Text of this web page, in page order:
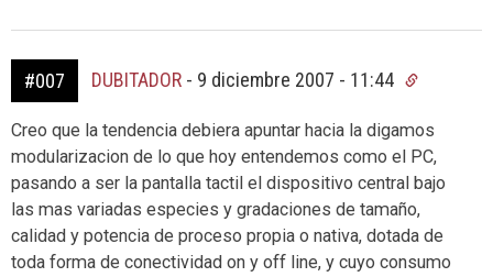
#007 DUBITADOR - 9 diciembre 2007 - 11:44
Creo que la tendencia debiera apuntar hacia la digamos
modularizacion de lo que hoy entendemos como el PC,
pasando a ser la pantalla tactil el dispositivo central bajo
las mas variadas especies y gradaciones de tamaño,
calidad y potencia de proceso propia o nativa, dotada de
toda forma de conectividad on y off line, y cuyo consumo